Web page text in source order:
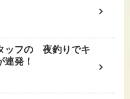
ッフの 夜釣りでキ
発！